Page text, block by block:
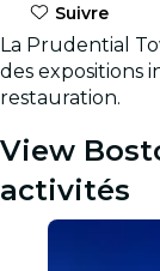
Suivre
La Prudential
des expositions
restauration.
View
activités